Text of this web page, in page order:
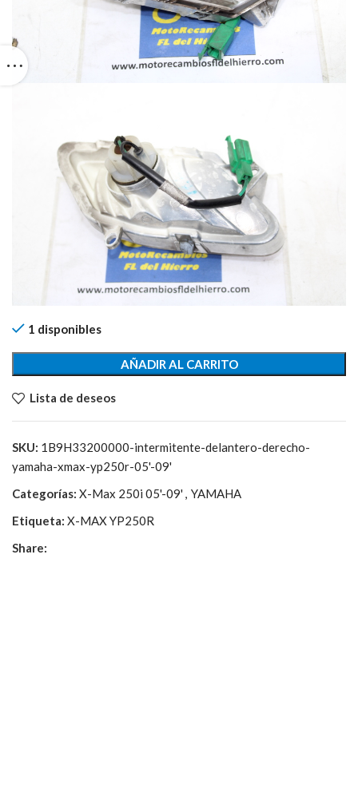
1 disponibles
AÑADIR AL CARRITO
Lista de deseos
SKU: 1B9H33200000-intermitente-delantero-derecho-
yamaha-xmax-yp250r-05'-09'
Categorías: X-Max 250i 05'-09' , YAMAHA
Etiqueta: X-MAX YP250R
Share: